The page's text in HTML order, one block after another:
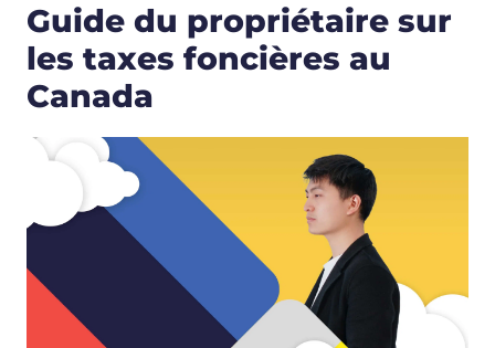
Guide du propriétaire sur
les taxes foncières au
Canada